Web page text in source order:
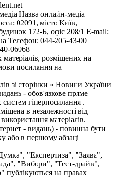
Назва онлайн-медіа –
02091, місто Київ,
172-Б, офіс 208/1 E-mail:
Телефон: 044-205-43-00
06068
розміщених на
посилання на
зі сторінки « Новини України
- обов'язкове пряме
гіперпосилання .
в незалежності від
матеріалів.
- видань) - повинна бути
або в першому абзаці
"Експертиза", "Заява",
"Вибори", "Тест-драйв",
на правах